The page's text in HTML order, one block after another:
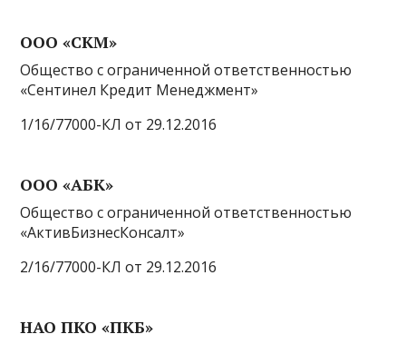
ООО «СКМ»
Общество с ограниченной ответственностью
«Сентинел Кредит Менеджмент»
1/16/77000-КЛ от 29.12.2016
ООО «АБК»
Общество с ограниченной ответственностью
«АктивБизнесКонсалт»
2/16/77000-КЛ от 29.12.2016
НАО ПКО «ПКБ»